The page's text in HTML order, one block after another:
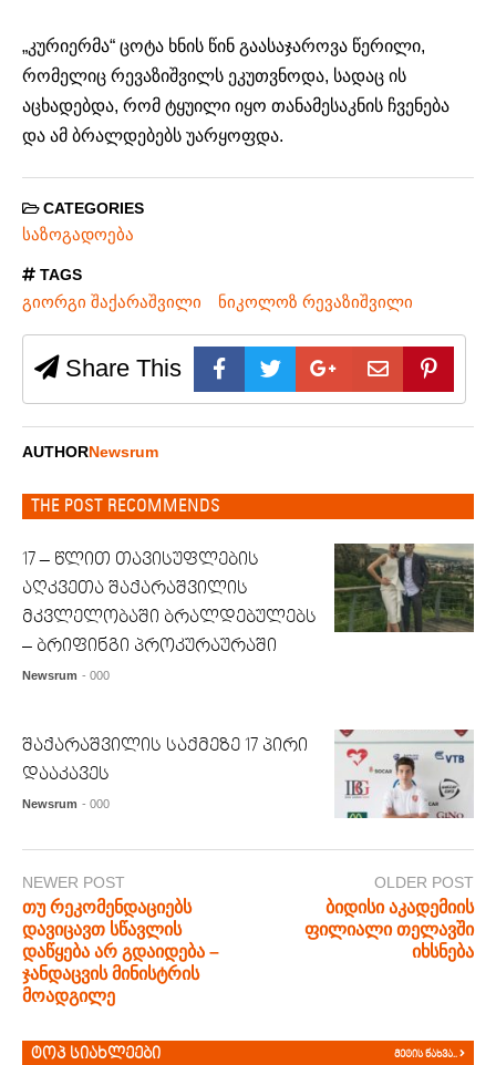
„კურიერმა“ ცოტა ხნის წინ გაასაჯაროვა წერილი,
რომელიც რევაზიშვილს ეკუთვნოდა, სადაც ის
აცხადებდა, რომ ტყუილი იყო თანამესაკნის ჩვენება
და ამ ბრალდებებს უარყოფდა.
CATEGORIES
საზოგადოება
TAGS
გიორგი შაქარაშვილი ნიკოლოზ რევაზიშვილი
Share This
AUTHORNewsrum
THE POST RECOMMENDS
17 – წლით თავისუფლების
აღკვეთა შაქარაშვილის
მკვლელობაში ბრალდებულებს
– ბრიფინგი პროკურაურაში
Newsrum - 000
შაქარაშვილის საქმეზე 17 პირი
დააკავეს
Newsrum - 000
NEWER POST
თუ რეკომენდაციებს
დავიცავთ სწავლის
დაწყება არ გდაიდება –
ჯანდაცვის მინისტრის
მოადგილე
OLDER POST
ბიდისი აკადემიის
ფილიალი თელავში
იხსნება
ტოპ სიახლეები მეტის ნახვა..